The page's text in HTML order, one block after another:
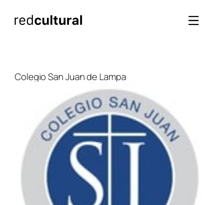
Colegio San Juan de Lampa